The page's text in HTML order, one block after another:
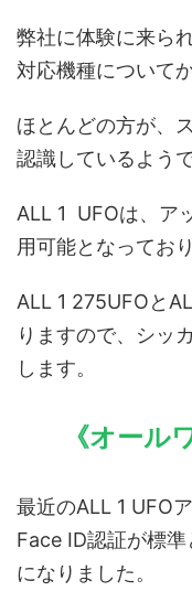
弊社に体験に来ら
対応機種について
ほとんどの方が、
認識しているようで
ALL 1 UFOは、ア
用可能となってお
ALL 1 275UFOと
りますので、シッ
します。
《オール
最近のALL 1 UFO
Face ID認証が標
になりました。